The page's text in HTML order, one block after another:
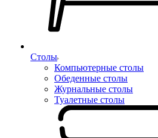
Столы
Компьютерные столы
Обеденные столы
Журнальные столы
Туалетные столы